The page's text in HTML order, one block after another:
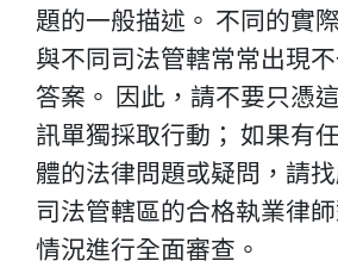
題的一般描述。 不同的實
與不同司法管轄常常出現
答案。 因此，請不要只憑
訊單獨採取行動； 如果有
體的法律問題或疑問，請
司法管轄區的合格執業律
情況進行全面審查。